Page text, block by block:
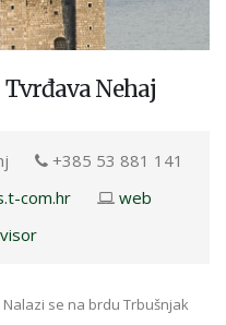
Nehaj
+385 53 881 141
com.hr
web
Nalazi se na brdu Trbušnjak